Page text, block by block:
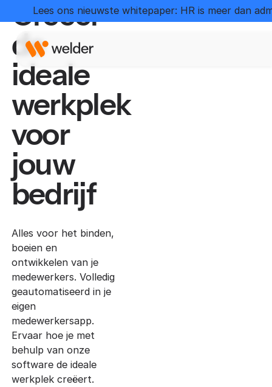
Lees ons nieuwste whitepaper: HR is meer dan
Creëer
de
ideale
werkplek
voor
jouw
bedrijf
Alles voor het binden,
boeien en
ontwikkelen van je
medewerkers. Volledig
geautomatiseerd in je
eigen
medewerkersapp.
Ervaar hoe je met
behulp van onze
software de ideale
werkplek creëert.